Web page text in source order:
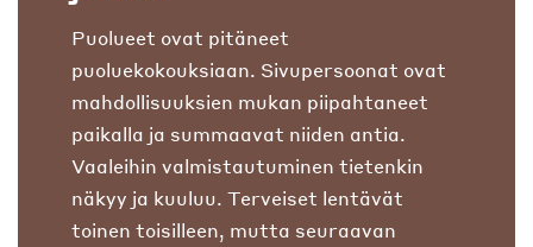
Puolueet ovat pitäneet
puoluekokouksiaan. Sivupersoonat ovat
mahdollisuuksien mukan piipahtaneet
paikalla ja summaavat niiden antia.
Vaaleihin valmistautuminen tietenkin
näkyy ja kuuluu. Terveiset lentävät
toinen toisilleen, mutta seuraavan